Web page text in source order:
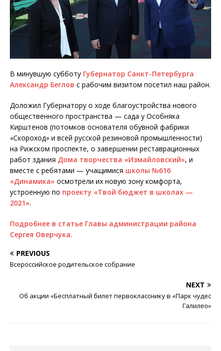
В минувшую субботу Губернатор Санкт-Петербурга
Александр Беглов с рабочим визитом посетил наш район.
Доложил Губернатору о ходе благоустройства нового
общественного пространства — сада у Особняка
Кирштенов (потомков основателя обувной фабрики
«Скороход» и всей русской резиновой промышленности)
на Рижском проспекте, о завершении реставрационных
работ здания Дома творчества «Измайловский», и
вместе с ребятами — учащимися школы №616
«Динамика» осмотрели их новую зону комфорта,
устроенную по проекту «Твой бюджет в школах —
2021».
Подробнее в статье Главы администрации района
Сергея Оверчука.
PREVIOUS
Всероссийское родительское собрание
NEXT
Об акции «Бесплатный билет первокласснику в «Парк чудес
Галилео»